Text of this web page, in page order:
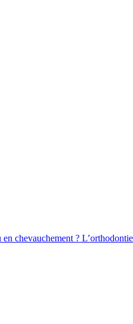
chevauchement ? L’orthodontie